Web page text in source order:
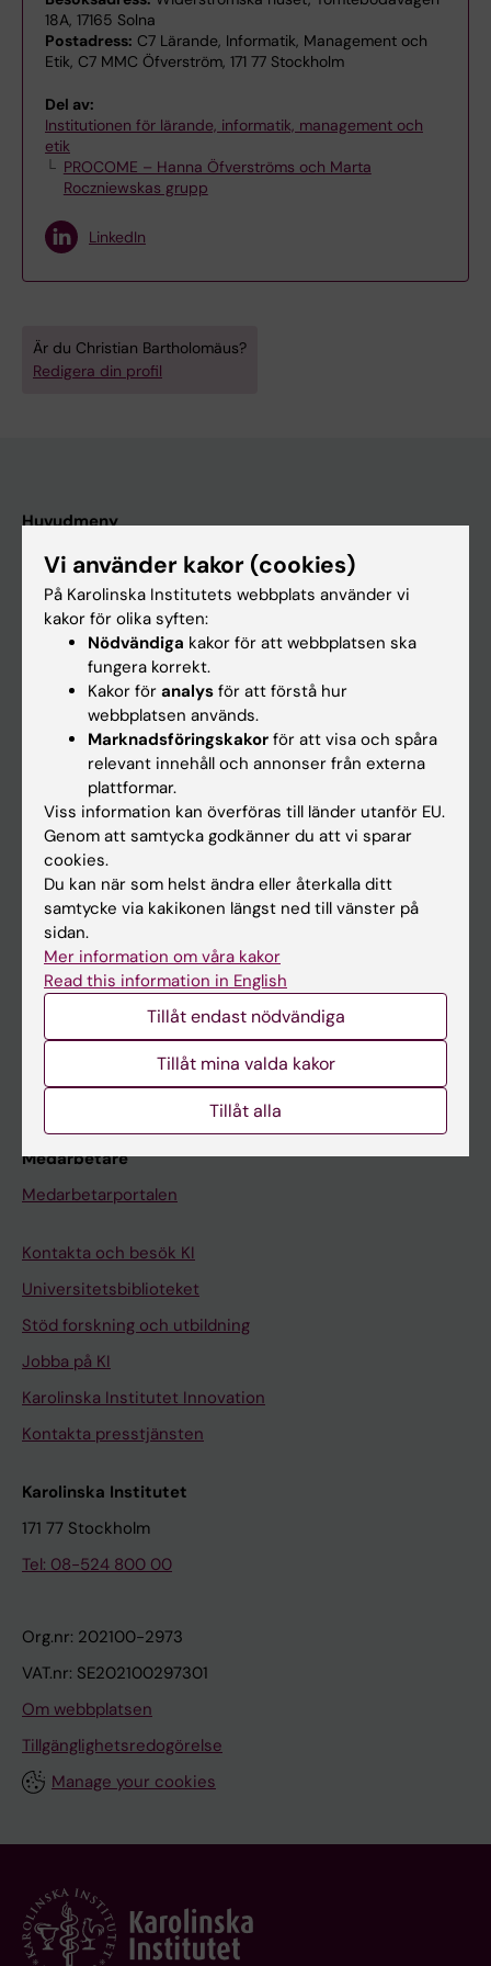
18A, 17165 Solna
Postadress: C7 Lärande, Informatik, Management och
Etik, C7 MMC Öfverström, 171 77 Stockholm
Del av:
Institutionen för lärande, informatik, management och
etik
PROCOME – Hanna Öfverströms och Marta
Roczniewskas grupp
LinkedIn
Är du Christian Bartholomäus?
Redigera din profil
Huvudmeny
Utbildning
Forskarutbildning
Forskning
På gång
Kalender
Student
Ladok
Canvas
Schema
Kurs- och programwebbar
Student på KI
Medarbetare
Medarbetarportalen
Kontakta och besök KI
Universitetsbiblioteket
Stöd forskning och utbildning
Jobba på KI
Karolinska Institutet Innovation
Kontakta presstjänsten
Karolinska Institutet
171 77 Stockholm
Tel: 08-524 800 00
Org.nr: 202100-2973
VAT.nr: SE202100297301
Om webbplatsen
Tillgänglighetsredogörelse
Manage your cookies
Vi använder kakor (cookies)
På Karolinska Institutets webbplats använder vi
kakor för olika syften:
Nödvändiga kakor för att webbplatsen ska
fungera korrekt.
Kakor för analys för att förstå hur
webbplatsen används.
Marknadsföringskakor för att visa och spåra
relevant innehåll och annonser från externa
plattformar.
Viss information kan överföras till länder utanför EU.
Genom att samtycka godkänner du att vi sparar
cookies.
Du kan när som helst ändra eller återkalla ditt
samtycke via kakikonen längst ned till vänster på
sidan.
Mer information om våra kakor
Read this information in English
Tillåt endast nödvändiga
Tillåt mina valda kakor
Tillåt alla